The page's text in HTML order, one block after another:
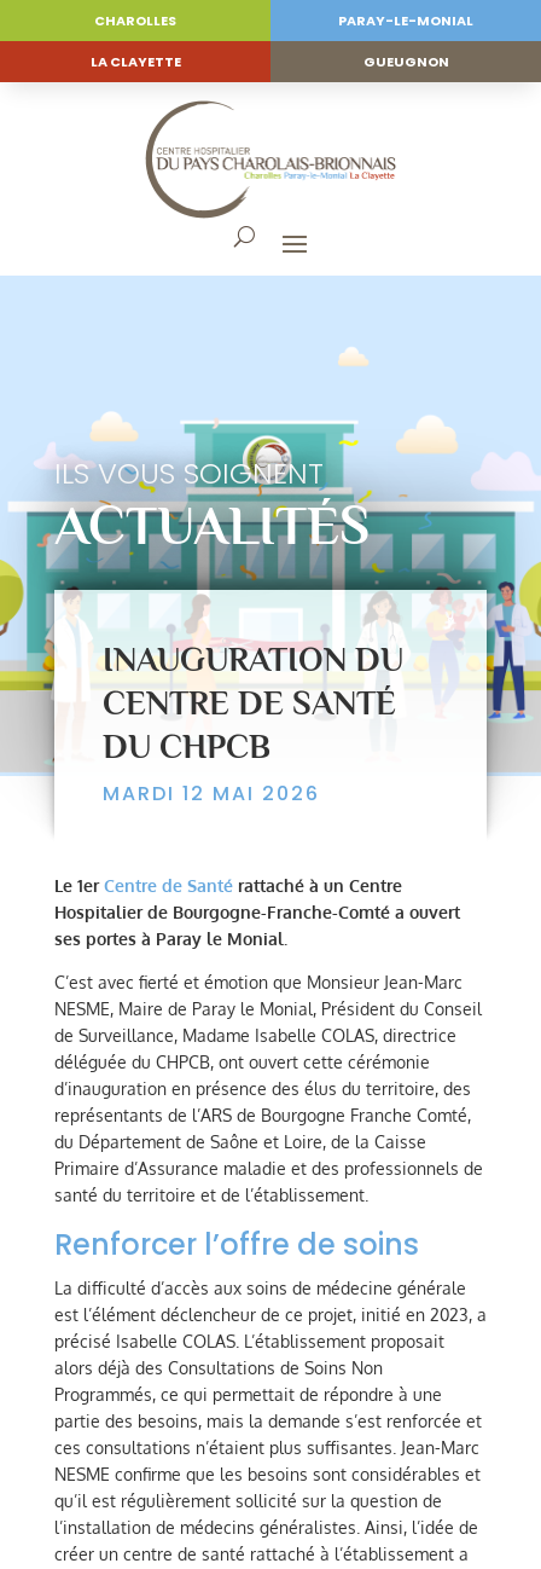
CHAROLLES PARAY-LE-MONIAL
LA CLAYETTE GUEUGNON
ILS VOUS SOIGNENT
ACTUALITÉS
INAUGURATION DU
CENTRE DE SANTÉ
DU CHPCB
MARDI 12 MAI 2026
Le 1erCentre de Santérattaché à un Centre
Hospitalier de Bourgogne-Franche-Comté a ouvert
ses portes à Paray le Monial.
C’est avec fierté et émotion que Monsieur Jean-Marc
NESME, Maire de Paray le Monial, Président du Conseil
de Surveillance, Madame Isabelle COLAS, directrice
déléguée du CHPCB, ont ouvert cette cérémonie
d’inauguration en présence des élus du territoire, des
représentants de l’ARS de Bourgogne Franche Comté,
du Département de Saône et Loire, de la Caisse
Primaire d’Assurance maladie et des professionnels de
santé du territoire et de l’établissement.
Renforcer l’offre de soins
La difficulté d’accès aux soins de médecine générale
est l’élément déclencheur de ce projet, initié en 2023, a
précisé Isabelle COLAS. L’établissement proposait
alors déjà des Consultations de Soins Non
Programmés, ce qui permettait de répondre à une
partie des besoins, mais la demande s’est renforcée et
ces consultations n’étaient plus suffisantes. Jean-Marc
NESME confirme que les besoins sont considérables et
qu’il est régulièrement sollicité sur la question de
l’installation de médecins généralistes. Ainsi, l’idée de
créer un centre de santé rattaché à l’établissement a